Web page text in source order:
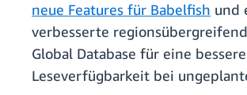
neue Features für Babelfish und
verbesserte
Global Database für eine bessere
Leseverfügbarkeit bei